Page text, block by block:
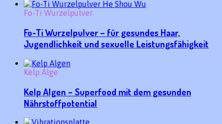
Fo-Ti Wurzelpulver
Fo-Ti Wurzelpulver – für gesundes Haar,
Jugendlichkeit und sexuelle Leistungsfähigkeit
Kelp Alge
Kelp Algen – Superfood mit dem gesunden
Nährstoffpotential